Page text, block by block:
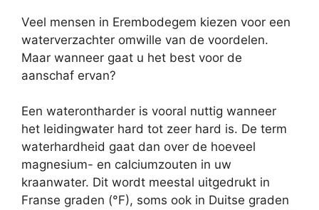
Veel mensen in Erembodegem kiezen voor een
waterverzachter omwille van de voordelen.
Maar wanneer gaat u het best voor de
aanschaf ervan?
Een waterontharder is vooral nuttig wanneer
het leidingwater hard tot zeer hard is. De term
waterhardheid gaat dan over de hoeveel
magnesium- en calciumzouten in uw
kraanwater. Dit wordt meestal uitgedrukt in
Franse graden (°F), soms ook in Duitse graden